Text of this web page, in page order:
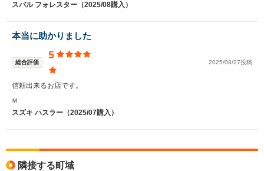
スバル フォレスター（2025/08購入）
本当に助かりました
総合評価
5
2025/08/27投稿
信頼出来るお店です。
Ｍ
スズキ ハスラー（2025/07購入）
隣接する町域